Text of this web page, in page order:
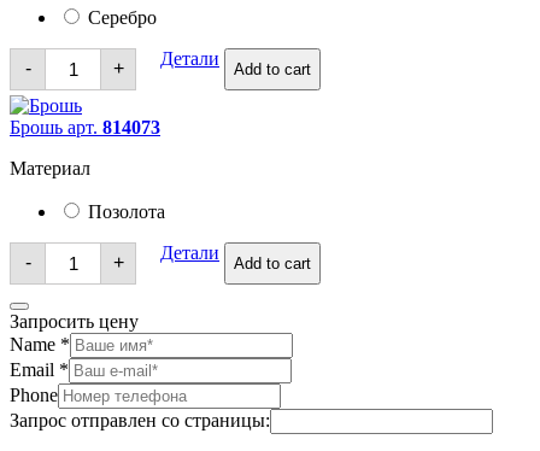
Серебро
-
Брошь
quantity
+ Детали
Add to cart
Брошь арт. 814073
Материал
Позолота
-
Брошь
quantity
+ Детали
Add to cart
Запросить цену
Name *
Email *
Phone
Запрос отправлен со страницы: